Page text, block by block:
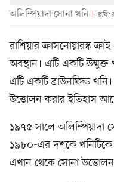
অলিম্পিয়াদা সোনা খনি ছবি:
রাশিয়ার ক্রাসনোয়ারস্ক
অবস্থান। এটি একটি উন্মুক্ত
এটি একটি ব্রাউনফিল্ড
উত্তোলন করার ইতিহাস
১৯৭৫ সালে অলিম্পিয়াদা
১৯৮০-এর দশকে
এখান থেকে সোনা